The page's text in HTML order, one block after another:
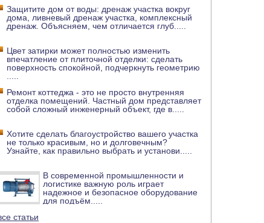
Защитите дом от воды: дренаж участка вокруг
дома, ливневый дренаж участка, комплексный
дренаж. Объясняем, чем отличается глуб
Цвет затирки может полностью изменить
впечатление от плиточной отделки: сделать
поверхность спокойной, подчеркнуть геометрию
Ремонт коттеджа - это не просто внутренняя
отделка помещений. Частный дом представляет
собой сложный инженерный объект, где в
Хотите сделать благоустройство вашего участка
не только красивым, но и долговечным?
Узнайте, как правильно выбрать и установи
В современной промышленности и
логистике важную роль играет
надежное и безопасное оборудование
для подъём
статьи